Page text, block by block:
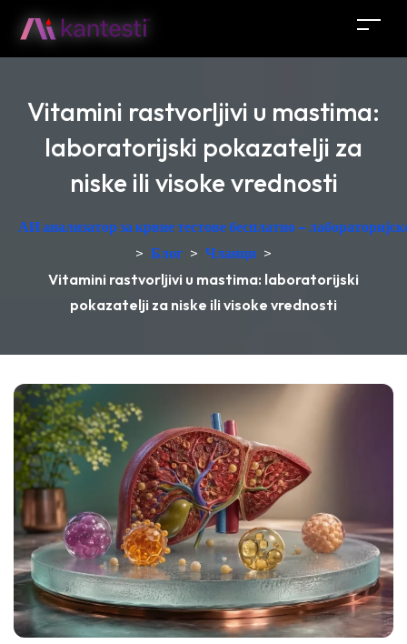
Vitamini rastvorljivi u mastima:
laboratorijski pokazatelji za
niske ili visoke vrednosti
АИ анализатор за крвне тестове бесплатно –
> Блог > Чланци >
Vitamini rastvorljivi u mastima: laboratorijski
pokazatelji za niske ili visoke vrednosti